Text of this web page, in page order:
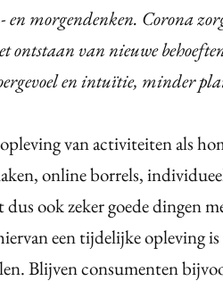
morgendenken. Corona
ontstaan van nieuwe
en intuïtie, minder
van activiteiten als
online borrels,
ook zeker goede dingen
een tijdelijke opleving
Blijven consumenten